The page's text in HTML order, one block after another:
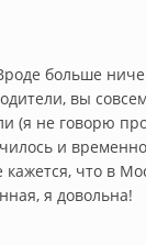
больше
вы
(я не говорю
и
кажется, что в
я довольна!